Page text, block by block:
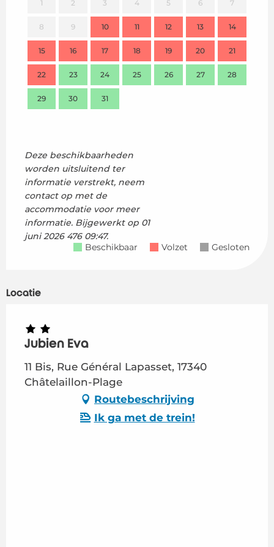
1 2 3 4 5 6 7
8 9 10 11 12 13 14
15 16 17 18 19 20 21
22 23 24 25 26 27 28
29 30 31
Deze beschikbaarheden
worden uitsluitend ter
informatie verstrekt, neem
contact op met de
accommodatie voor meer
informatie. Bijgewerkt op 01
juni 2026 476 09:47.
Beschikbaar
Volzet Gesloten
Locatie
Jubien Eva
11 Bis, Rue Général Lapasset, 17340
Châtelaillon-Plage
Routebeschrijving
Ik ga met de trein!